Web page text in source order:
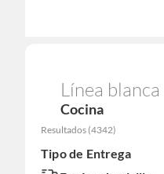
Línea blanca
Cocina
Resultados (4342)
Tipo de Entrega